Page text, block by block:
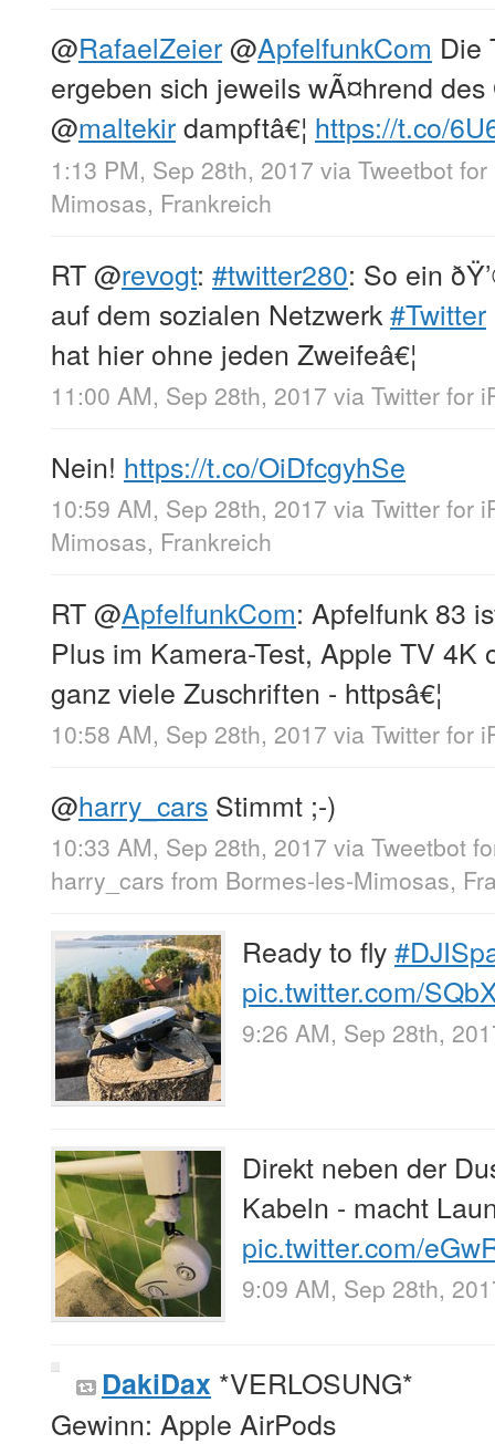
@RafaelZeier@ApfelfunkCom Die
ergeben sich jeweils wÃ¤hrend
@maltekirdampftâ€¦ https://t.co/
1:13 PM, Sep 28th, 2017 via Tweetbot for
Mimosas, Frankreich
RT@revogt: #twitter280: So ein
auf dem sozialen Netzwerk#Twitter
hat hier ohne jeden Zweifeâ€¦
11:00 AM, Sep 28th, 2017 via Twitter for
Nein! https://t.co/OiDfcgyhSe
10:59 AM, Sep 28th, 2017 via Twitter for
Mimosas, Frankreich
RT@ApfelfunkCom: Apfelfunk 83
Plus im Kamera-Test, Apple TV 4K
ganz viele Zuschriften - httpsâ€¦
10:58 AM, Sep 28th, 2017 via Twitter for
@harry_cars Stimmt ;-)
10:33 AM, Sep 28th, 2017 via Tweetbot
harry_cars from Bormes-les-Mimosas,
Ready to fly
pic.twitter.com/
9:26 AM, Sep 28th,
Direkt neben der
Kabeln - macht
pic.twitter.com/
9:09 AM, Sep 28th,
DakiDax *VERLOSUNG*
Gewinn: Apple AirPods